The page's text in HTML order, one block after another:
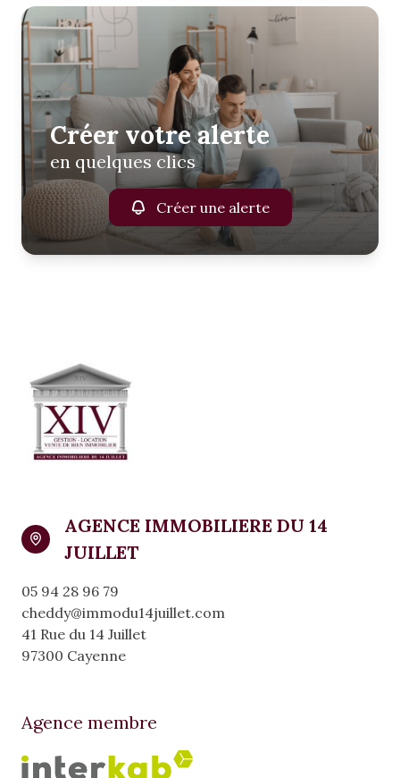
Créer votre alerte
en quelques clics
Créer une alerte
AGENCE IMMOBILIERE DU 14
JUILLET
05 94 28 96 79
cheddy@immodu14juillet.com
41 Rue du 14 Juillet
97300 Cayenne
Agence membre